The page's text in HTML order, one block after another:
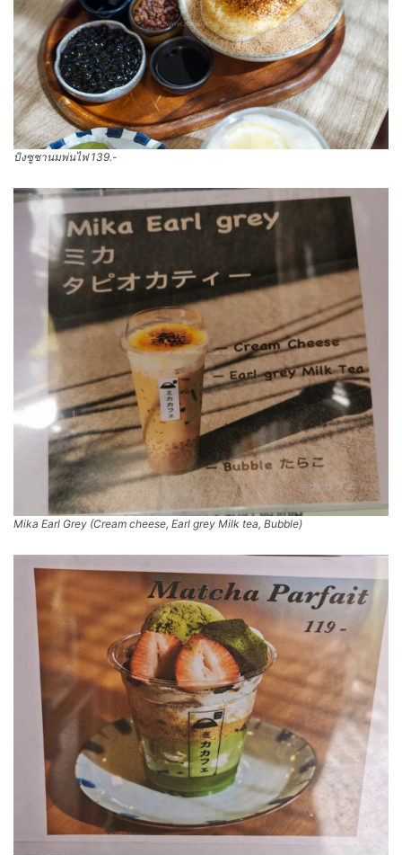
บิงซูชานมพ่นไฟ 139.-
Mika Earl Grey (Cream cheese, Earl grey Milk tea, Bubble)